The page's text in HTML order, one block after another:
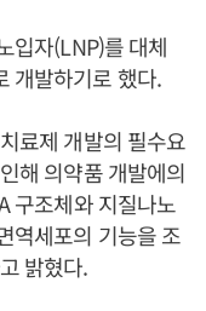
입자(LNP)를 대체
개발하기로 했다.
료제 개발의 필수요
해 의약품 개발에의
구조체와 지질나노
역세포의 기능을 조
밝혔다.